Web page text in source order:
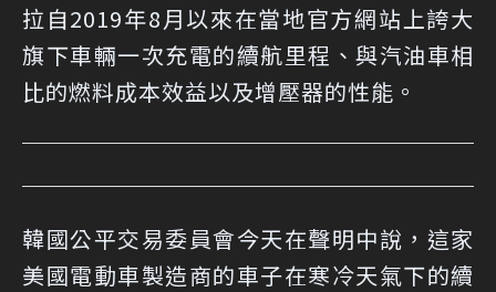
拉自2019年8月以來在當地官方網站上誇大
旗下車輛一次充電的續航里程、與汽油車相
比的燃料成本效益以及增壓器的性能。
韓國公平交易委員會今天在聲明中說，這家
美國電動車製造商的車子在寒冷天氣下的續